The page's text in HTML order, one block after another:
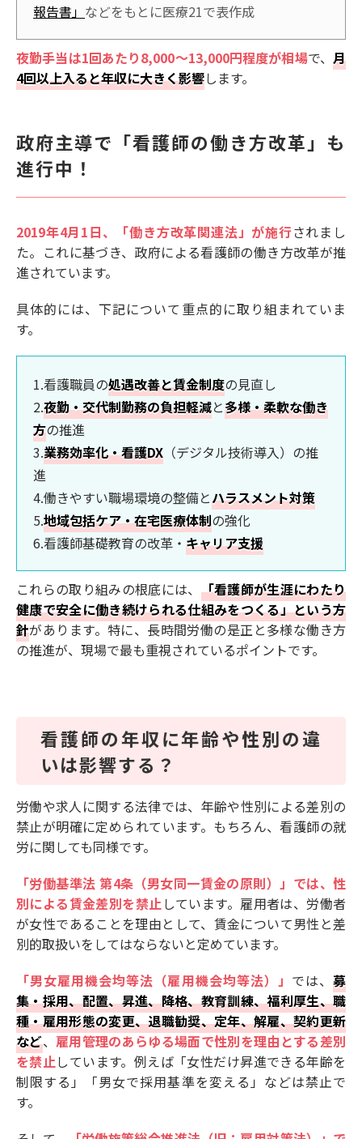
報告書」 などをもとに医療21で表作成
夜勤手当は1回あたり8,000〜13,000円程度が相場で、月
4回以上入ると年収に大きく影響します。
政府主導で「看護師の働き方改革」も
進行中！
2019年4月1日、「働き方改革関連法」が施行されまし
た。これに基づき、政府による看護師の働き方改革が推
進されています。
具体的には、下記について重点的に取り組まれていま
す。
1.看護職員の処遇改善と賃金制度の見直し
2.夜勤・交代制勤務の負担軽減と多様・柔軟な働き
方の推進
3.業務効率化・看護DX （デジタル技術導入）の推
進
4.働きやすい職場環境の整備とハラスメント対策
5.地域包括ケア・在宅医療体制の強化
6.看護師基礎教育の改革・ キャリア支援
これらの取り組みの根底には、 「看護師が生涯にわたり
健康で安全に働き続けられる仕組みをつくる」という方
針があります。特に、長時間労働の是正と多様な働き方
の推進が、現場で最も重視されているポイントです。
看護師の年収に年齢や性別の違
いは影響する？
労働や求人に関する法律では、年齢や性別による差別の
禁止が明確に定められています。もちろん、看護師の就
労に関しても同様です。
「労働基準法 第4条（男女同一賃金の原則）」では、性
別による賃金差別を禁止 しています。雇用者は、労働者
が女性であることを理由として、賃金について男性と差
別的取扱いをしてはならないと定めています。
「男女雇用機会均等法（雇用機会均等法）」 では、募
集・採用、配置、昇進、降格、教育訓練、福利厚生、職
種・雇用形態の変更、退職勧奨、定年、解雇、契約更新
など、 雇用管理のあらゆる場面で性別を理由とする差別
を禁止しています。例えば「女性だけ昇進できる年齢を
制限する」「男女で採用基準を変える」などは禁止で
す。